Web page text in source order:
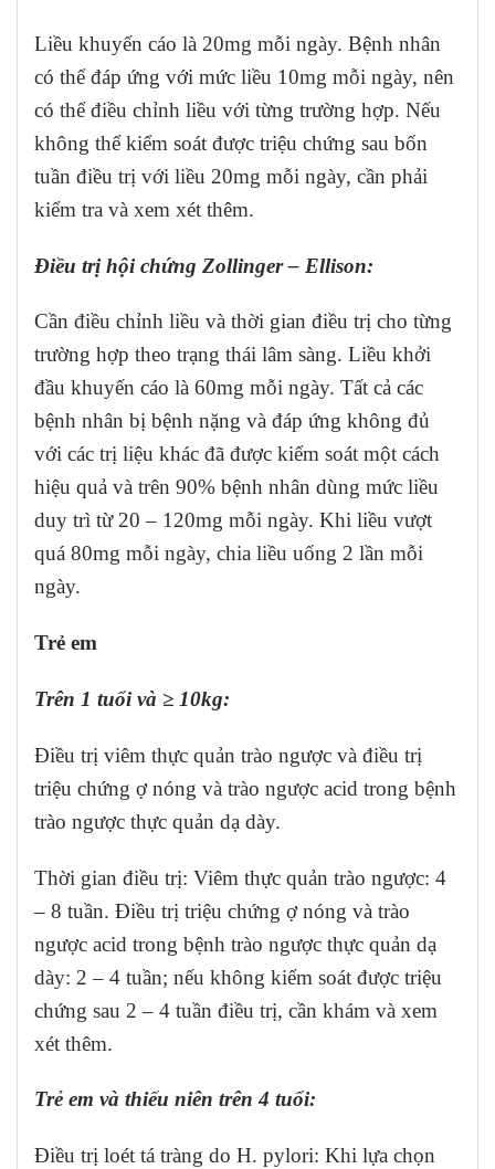
Liều khuyến cáo là 20mg mỗi ngày. Bệnh nhân
có thể đáp ứng với mức liều 10mg mỗi ngày, nên
có thể điều chỉnh liều với từng trường hợp. Nếu
không thể kiểm soát được triệu chứng sau bốn
tuần điều trị với liều 20mg mỗi ngày, cần phải
kiểm tra và xem xét thêm.
Điều trị hội chứng Zollinger – Ellison:
Cần điều chỉnh liều và thời gian điều trị cho từng
trường hợp theo trạng thái lâm sàng. Liều khởi
đầu khuyến cáo là 60mg mỗi ngày. Tất cả các
bệnh nhân bị bệnh nặng và đáp ứng không đủ
với các trị liệu khác đã được kiểm soát một cách
hiệu quả và trên 90% bệnh nhân dùng mức liều
duy trì từ 20 – 120mg mỗi ngày. Khi liều vượt
quá 80mg mỗi ngày, chia liều uống 2 lần mỗi
ngày.
Trẻ em
Trên 1 tuổi và ≥ 10kg:
Điều trị viêm thực quản trào ngược và điều trị
triệu chứng ợ nóng và trào ngược acid trong bệnh
trào ngược thực quản dạ dày.
Thời gian điều trị: Viêm thực quản trào ngược: 4
– 8 tuần. Điều trị triệu chứng ợ nóng và trào
ngược acid trong bệnh trào ngược thực quản dạ
dày: 2 – 4 tuần; nếu không kiểm soát được triệu
chứng sau 2 – 4 tuần điều trị, cần khám và xem
xét thêm.
Trẻ em và thiếu niên trên 4 tuổi:
Điều trị loét tá tràng do H. pylori: Khi lựa chọn